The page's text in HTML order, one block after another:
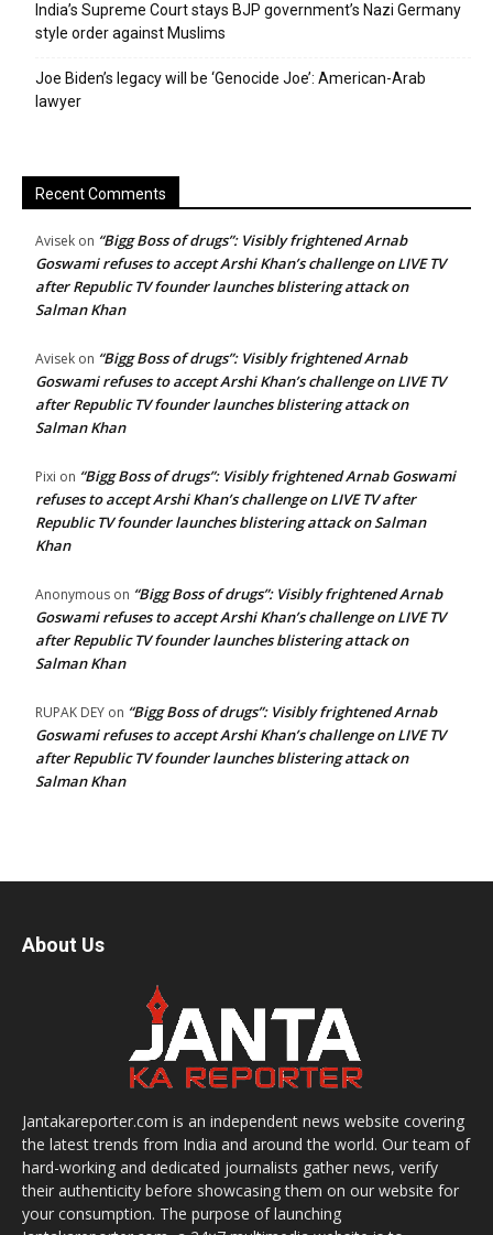
India’s Supreme Court stays BJP government’s Nazi Germany
style order against Muslims
Joe Biden’s legacy will be ‘Genocide Joe’: American-Arab
lawyer
Recent Comments
Avisek on “Bigg Boss of drugs”: Visibly frightened Arnab
Goswami refuses to accept Arshi Khan’s challenge on LIVE TV
after Republic TV founder launches blistering attack on
Salman Khan
Avisek on “Bigg Boss of drugs”: Visibly frightened Arnab
Goswami refuses to accept Arshi Khan’s challenge on LIVE TV
after Republic TV founder launches blistering attack on
Salman Khan
Pixi on “Bigg Boss of drugs”: Visibly frightened Arnab Goswami
refuses to accept Arshi Khan’s challenge on LIVE TV after
Republic TV founder launches blistering attack on Salman
Khan
Anonymous on “Bigg Boss of drugs”: Visibly frightened Arnab
Goswami refuses to accept Arshi Khan’s challenge on LIVE TV
after Republic TV founder launches blistering attack on
Salman Khan
RUPAK DEY on “Bigg Boss of drugs”: Visibly frightened Arnab
Goswami refuses to accept Arshi Khan’s challenge on LIVE TV
after Republic TV founder launches blistering attack on
Salman Khan
About Us
Jantakareporter.com is an independent news website covering
the latest trends from India and around the world. Our team of
hard-working and dedicated journalists gather news, verify
their authenticity before showcasing them on our website for
your consumption. The purpose of launching